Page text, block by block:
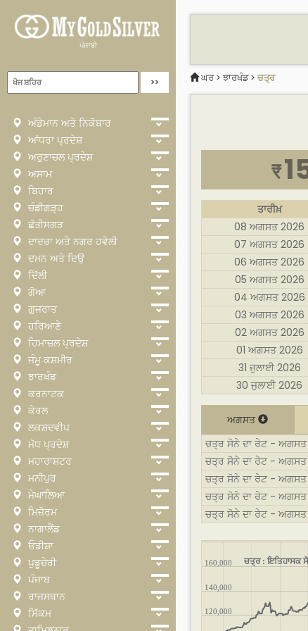
ਪੰਜਾਬੀ
ਅੰਡੇਮਾਨ ਅਤੇ ਨਿਕੋਬਾਰ
ਆਂਧਰਾ ਪ੍ਰਦੇਸ਼
ਅਰੁਣਾਚਲ ਪ੍ਰਦੇਸ਼
ਅਸਾਮ
ਬਿਹਾਰ
ਚੰਡੀਗੜ੍ਹ
ਛੱਤੀਸਗੜ
ਦਾਦਰਾ ਅਤੇ ਨਗਰ ਹਵੇਲੀ
ਦਮਨ ਅਤੇ ਦਿਉ
ਦਿੱਲੀ
ਗੋਆ
ਗੁਜਰਾਤ
ਹਰਿਆਣੇ
ਹਿਮਾਚਲ ਪ੍ਰਦੇਸ਼
ਜੰਮੂ ਕਸ਼ਮੀਰ
ਝਾਰਖੰਡ
ਕਰਨਾਟਕ
ਕੇਰਲ
ਲਕਸ਼ਦਵੀਪ
ਮੱਧ ਪ੍ਰਦੇਸ਼
ਮਹਾਰਾਸ਼ਟਰ
ਮਨੀਪੁਰ
ਮੇਘਾਲਿਆ
ਮਿਜ਼ੋਰਮ
ਨਾਗਾਲੈਂਡ
ਓਡੀਸ਼ਾ
ਪੁਡੂਚੇਰੀ
ਪੰਜਾਬ
ਰਾਜਸਥਾਨ
ਸਿੱਕਮ
ਘਰ > ਝਾਰਖੰਡ> ਚਤ੍ਰ
₹
ਤਾਰੀਖ਼
08 ਅਗਸਤ 2026
07 ਅਗਸਤ 2026
06 ਅਗਸਤ 2026
05 ਅਗਸਤ 2026
04 ਅਗਸਤ 2026
03 ਅਗਸਤ 2026
02 ਅਗਸਤ 2026
01 ਅਗਸਤ 2026
31 ਜੁਲਾਈ 2026
30 ਜੁਲਾਈ 2026
ਅਗਸਤ
ਚਤ੍ਰ ਸੋਨੇ ਦਾ ਰੇਟ - ਅਗਸਤ
ਚਤ੍ਰ ਸੋਨੇ ਦਾ ਰੇਟ - ਅਗਸਤ
ਚਤ੍ਰ ਸੋਨੇ ਦਾ ਰੇਟ - ਅਗਸਤ
ਚਤ੍ਰ ਸੋਨੇ ਦਾ ਰੇਟ - ਅਗਸਤ
ਚਤ੍ਰ ਸੋਨੇ ਦਾ ਰੇਟ - ਅਗਸਤ
ਚਤ੍ਰ : ਇਤਿਹਾਸਕ
120,000
140,000
160,000